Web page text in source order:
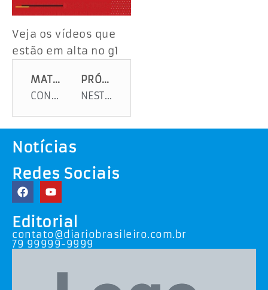
Veja os vídeos que
estão em alta no g1
MATÉRIA ANTERIOR
CONTROLE AÉREO FALHA E VÔOS SÃO CANCELADOS
PRÓXIMA MATÉRIA
NESTA QUARTA TEM GRANA PARA VOCÊ TRABALHADOR. CONFIRA!
Notícias
Redes Sociais
Editorial
contato@diariobrasileiro.com.br
79 99999-9999